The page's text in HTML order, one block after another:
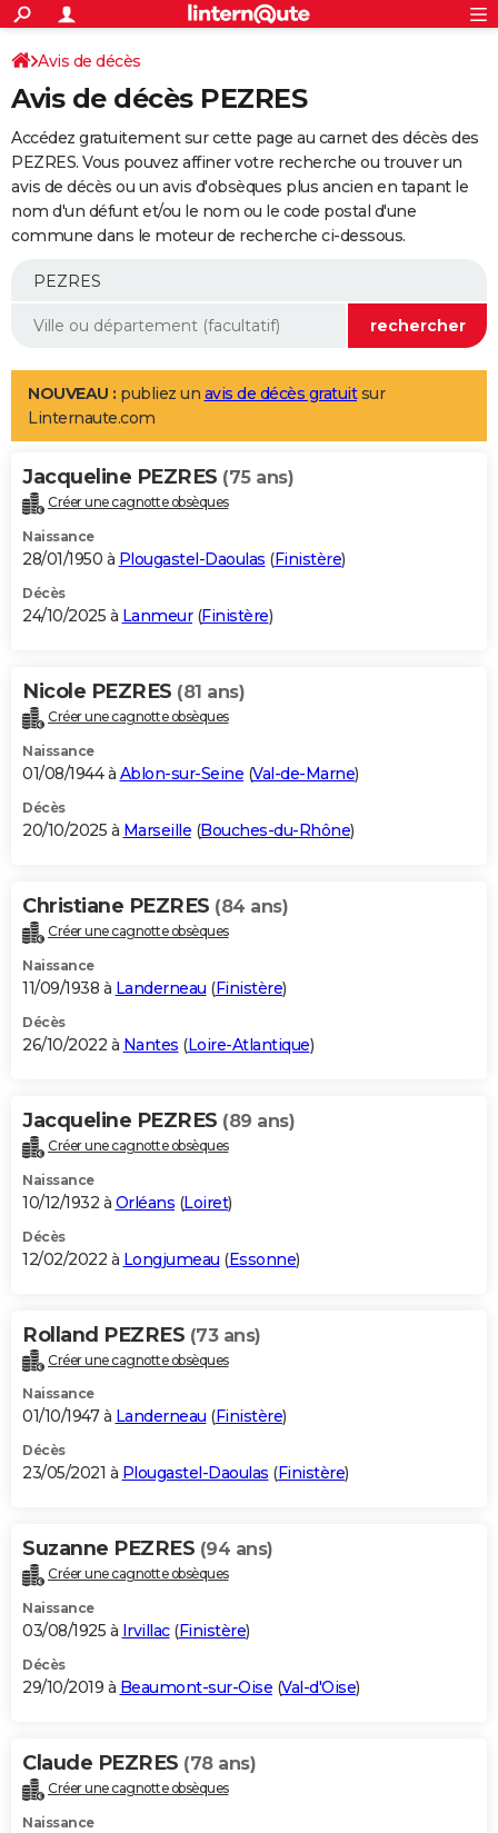
ACTUALITÉS
Politique
Société
Faits Divers
Education
Monde
Villes
+
SPORT
Coupe du monde 2026
Football
Tennis
Cyclisme
Rugby
Forum
Programme TV
TNT
Streaming
Cinéma
Sorties cinéma
Musique
+
FINANCE
Retraite
Epargne
Immobilier
Risques naturels par ville
Banque
Assurance
AUTO
Essais
Réserver un essai
Citadines
Berlines
SUV
Forum auto
+
Mobiles
Meilleur smartphone
Internet
Ordinateurs
Jeux vidéo
Guide high-tech
Aménagement intérieur
LIFESTYLE
Art de vivre
Bien-être
Loisirs
Mode
Modes de vie
Alimentation
Guide de la santé
Maladies
Médicaments
Sommeil
VOYAGE
Destinations
City break
Voyage nature
Voyage de noces
Forum
Climat
+PHOTO
GUIDES D'ACHAT
BONS PLANS
Carte de Noël
Carte Bonne année
Carte Saint-Valentin
Carte Pâques
Carte d'anniversaire
DICTIONNAIRE
Dictionnaire
Biographies
Citations
Expressions
Proverbes
PROGRAMME TV
S'inscrire
Se connecter
Lycées
Collèges
Primaires
Universités
Entreprises
Service militaire
Avis de recherche
AVIS DE DÉCÈS
Bricolage
Lifestyle
Culture
Sport
Auto
Television
Voyage
Cinema
Avis de décès
Avis de décès PEZRES
Accédez gratuitement sur cette page au carnet des décès des
PEZRES. Vous pouvez affiner votre recherche ou trouver un
avis de décès ou un avis d'obsèques plus ancien en tapant le
nom d'un défunt et/ou le nom ou le code postal d'une
commune dans le moteur de recherche ci-dessous.
NOUVEAU : publiez un avis de décès gratuitsur
Linternaute.com
Jacqueline PEZRES (75 ans)
Créer une cagnotte obsèques
Naissance
28/01/1950 à Plougastel-Daoulas (Finistère)
Décès
24/10/2025 à Lanmeur(Finistère)
Nicole PEZRES (81 ans)
Créer une cagnotte obsèques
Naissance
01/08/1944 à Ablon-sur-Seine (Val-de-Marne)
Décès
20/10/2025 à Marseille (Bouches-du-Rhône)
Christiane PEZRES (84 ans)
Créer une cagnotte obsèques
Naissance
11/09/1938 à Landerneau (Finistère)
Décès
26/10/2022 à Nantes (Loire-Atlantique)
Jacqueline PEZRES (89 ans)
Créer une cagnotte obsèques
Naissance
10/12/1932 à Orléans (Loiret)
Décès
12/02/2022 à Longjumeau (Essonne)
Rolland PEZRES (73 ans)
Créer une cagnotte obsèques
Naissance
01/10/1947 à Landerneau (Finistère)
Décès
23/05/2021 à Plougastel-Daoulas (Finistère)
Suzanne PEZRES (94 ans)
Créer une cagnotte obsèques
Naissance
03/08/1925 à Irvillac(Finistère)
Décès
29/10/2019 à Beaumont-sur-Oise (Val-d'Oise)
Claude PEZRES (78 ans)
Créer une cagnotte obsèques
Naissance